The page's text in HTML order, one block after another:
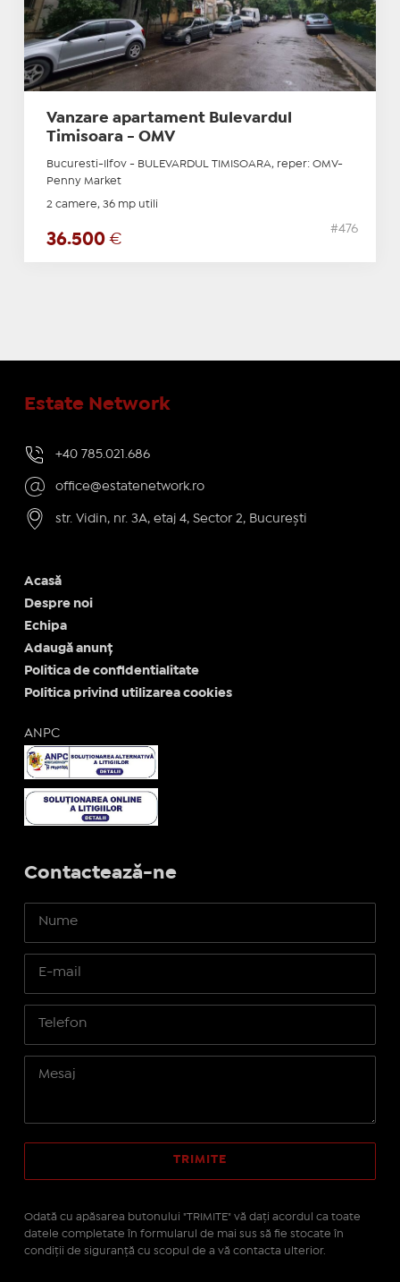
Vanzare apartament Bulevardul
Timisoara - OMV
Bucuresti-Ilfov - BULEVARDUL TIMISOARA, reper: OMV-
Penny Market
2 camere, 36 mp utili
36.500 €
#476
Estate Network
+40 785.021.686
office@estatenetwork.ro
str. Vidin, nr. 3A, etaj 4, Sector 2, București
Acasă
Despre noi
Echipa
Adaugă anunț
Politica de confidentialitate
Politica privind utilizarea cookies
ANPC
Contactează-ne
Odată cu apăsarea butonului "TRIMITE" vă daţi acordul ca toate
datele completate în formularul de mai sus să fie stocate în
condiţii de siguranţă cu scopul de a vă contacta ulterior.